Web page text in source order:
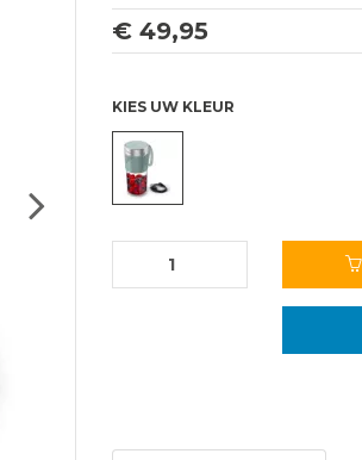
€ 49,95
KIES UW KLEUR